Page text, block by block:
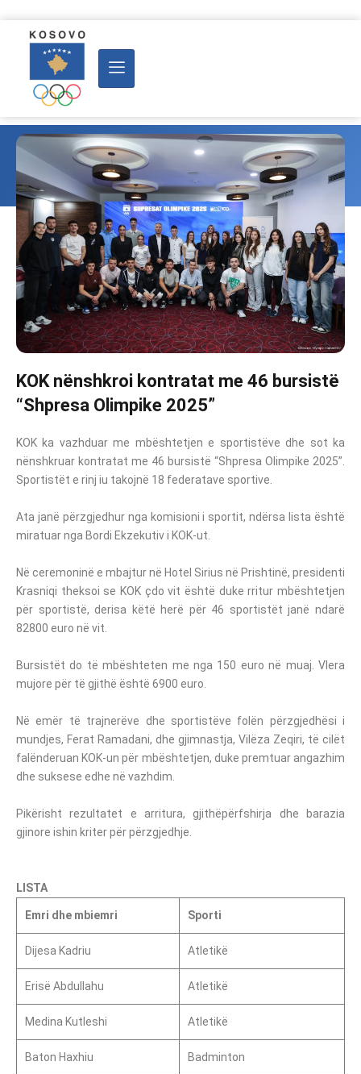
KOK nënshkroi kontratat me 46 bursistë
“Shpresa Olimpike 2025”
KOK ka vazhduar me mbështetjen e sportistëve dhe sot ka
nënshkruar kontratat me 46 bursistë “Shpresa Olimpike 2025”.
Sportistët e rinj iu takojnë 18 federatave sportive.
Ata janë përzgjedhur nga komisioni i sportit, ndërsa lista është
miratuar nga Bordi Ekzekutiv i KOK-ut.
Në ceremoninë e mbajtur në Hotel Sirius në Prishtinë, presidenti
Krasniqi theksoi se KOK çdo vit është duke rritur mbështetjen
për sportistë, derisa këtë herë për 46 sportistët janë ndarë
82800 euro në vit.
Bursistët do të mbështeten me nga 150 euro në muaj. Vlera
mujore për të gjithë është 6900 euro.
Në emër të trajnerëve dhe sportistëve folën përzgjedhësi i
mundjes, Ferat Ramadani, dhe gjimnastja, Vilëza Zeqiri, të cilët
falënderuan KOK-un për mbështetjen, duke premtuar angazhim
dhe suksese edhe në vazhdim.
Pikërisht rezultatet e arritura, gjithëpërfshirja dhe barazia
gjinore ishin kriter për përzgjedhje.
LISTA
Emri dhe mbiemri Sporti
Dijesa Kadriu Atletikë
Erisë Abdullahu Atletikë
Medina Kutleshi Atletikë
Baton Haxhiu Badminton